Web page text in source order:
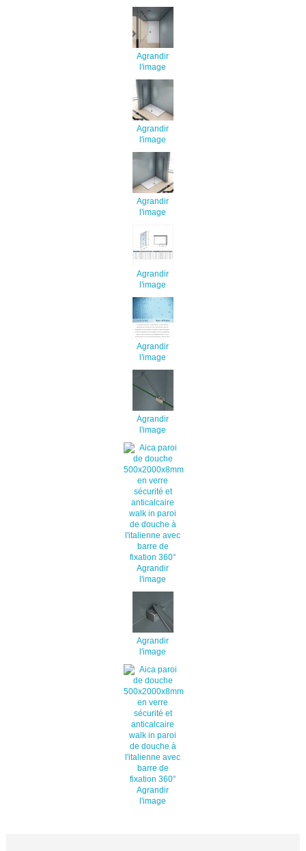
Agrandir
l'image
Agrandir
l'image
Agrandir
l'image
Agrandir
l'image
Agrandir
l'image
Agrandir
l'image
Agrandir
l'image
Agrandir
l'image
Agrandir
l'image